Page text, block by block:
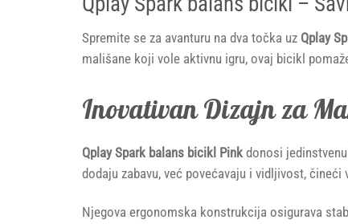
Spremite se za avanturu na dva točka uz Qplay
mališane koji vole aktivnu igru, ovaj bicikl
Inovativan Dizajn za
Qplay Spark balans bicikl Pinkdonosi
dodaju zabavu, već povećavaju i vidljivost,
Njegova ergonomska konstrukcija osigurava